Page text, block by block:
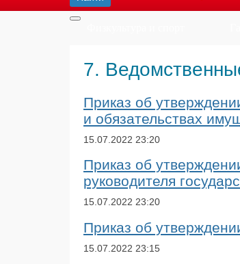
7.
Приказ об
и обязательствах
15.07.2022 23:20
Приказ об
руководителя
15.07.2022 23:20
Приказ об
15.07.2022 23:15